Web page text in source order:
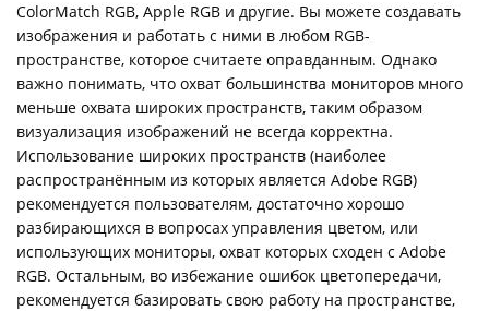
ColorMatch RGB, Apple RGB и другие. Вы можете создавать
изображения и работать с ними в любом RGB-
пространстве, которое считаете оправданным. Однако
важно понимать, что охват большинства мониторов много
меньше охвата широких пространств, таким образом
визуализация изображений не всегда корректна.
Использование широких пространств (наиболее
распространённым из которых является Adobe RGB)
рекомендуется пользователям, достаточно хорошо
разбирающихся в вопросах управления цветом, или
использующих мониторы, охват которых сходен с Adobe
RGB. Остальным, во избежание ошибок цветопередачи,
рекомендуется базировать свою работу на пространстве,